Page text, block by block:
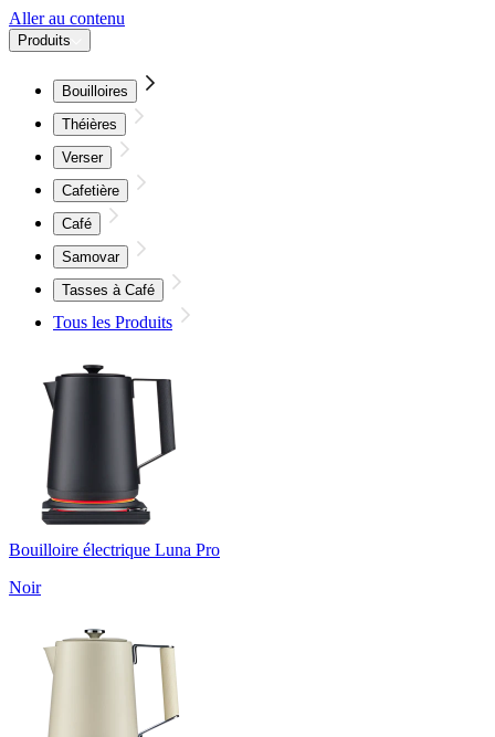
Aller au contenu
Produits
Bouilloires
Théières
Verser
Cafetière
Café
Samovar
Tasses à Café
Tous les Produits
Bouilloire électrique Luna Pro
Noir